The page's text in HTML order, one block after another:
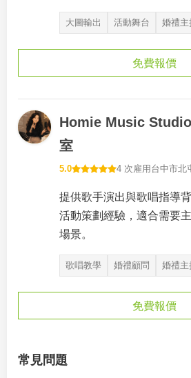
大圖輸出 活動舞台 婚禮主
免費報價
Homie Music
室
5.0 4 次雇用 台中市北
提供歌手演出與歌唱指導
活動策劃經驗，適合需要
場景。
歌唱教學 婚禮顧問 婚禮主
免費報價
常見問題